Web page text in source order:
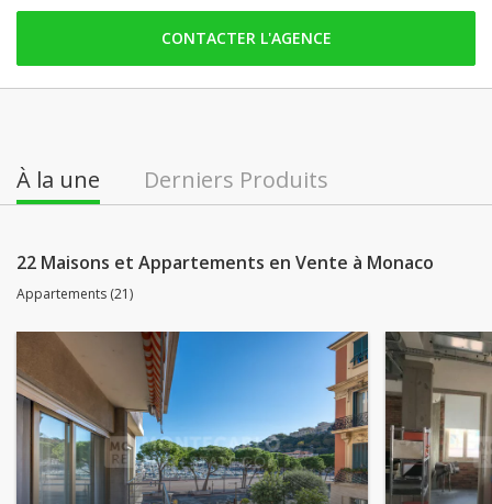
CONTACTER L'AGENCE
À la une Derniers Produits
22 Maisons et Appartements en Vente à Monaco
Appartements (21)